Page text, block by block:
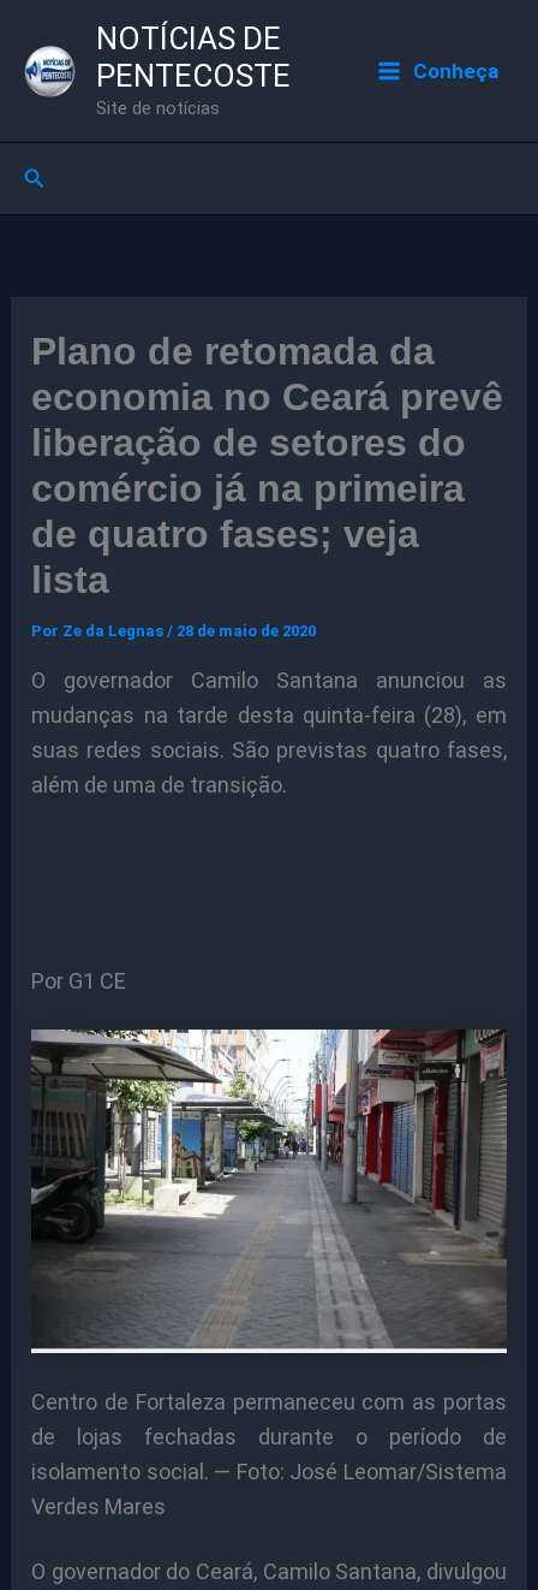
para
NOTÍCIAS DE
PENTECOSTE
Site de notícias
Conheça
Pesquisar
Plano de retomada da
economia no Ceará prevê
liberação de setores do
comércio já na primeira
de quatro fases; veja
lista
Por Ze da Legnas/ 28 de maio de 2020
O governador Camilo Santana anunciou as
mudanças na tarde desta quinta-feira (28), em
suas redes sociais. São previstas quatro fases,
além de uma de transição.
Por G1 CE
Centro de Fortaleza permaneceu com as portas
de lojas fechadas durante o período de
isolamento social. — Foto: José Leomar/Sistema
Verdes Mares
O governador do Ceará, Camilo Santana, divulgou